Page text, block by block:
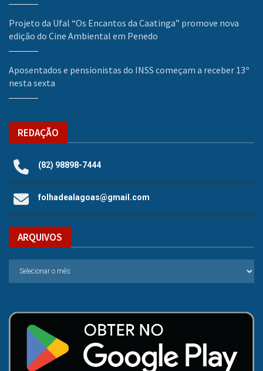
Projeto da Ufal “Os Encantos da Caatinga” promove nova
edição do Cine Ambiental em Penedo
Aposentados e pensionistas do INSS começam a receber 13º
nesta sexta
REDAÇÃO
(82) 98898-7444
folhadealagoas@gmail.com
ARQUIVOS